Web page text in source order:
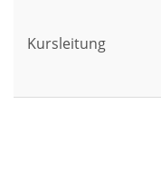
Kursleitung